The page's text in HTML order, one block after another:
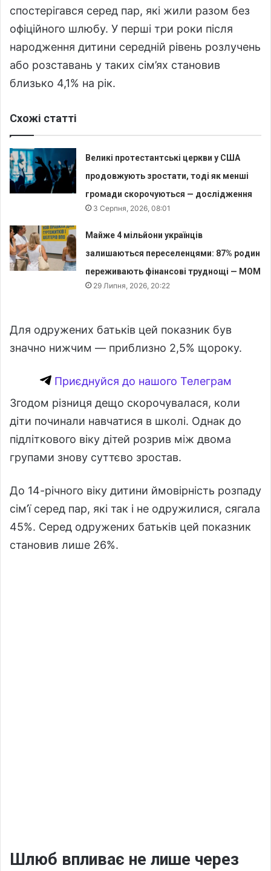
спостерігався серед пар, які жили разом без
офіційного шлюбу. У перші три роки після
народження дитини середній рівень розлучень
або розставань у таких сім’ях становив
близько 4,1% на рік.
Схожі статті
Великі протестантські церкви у США
продовжують зростати, тоді як менші
громади скорочуються — дослідження
3 Серпня, 2026, 08:01
Майже 4 мільйони українців
залишаються переселенцями: 87% родин
переживають фінансові труднощі — МОМ
29 Липня, 2026, 20:22
Для одружених батьків цей показник був
значно нижчим — приблизно 2,5% щороку.
Приєднуйся до нашого Телеграм
Згодом різниця дещо скорочувалася, коли
діти починали навчатися в школі. Однак до
підліткового віку дітей розрив між двома
групами знову суттєво зростав.
До 14-річного віку дитини ймовірність розпаду
сім’ї серед пар, які так і не одружилися, сягала
45%. Серед одружених батьків цей показник
становив лише 26%.
Шлюб впливає не лише через